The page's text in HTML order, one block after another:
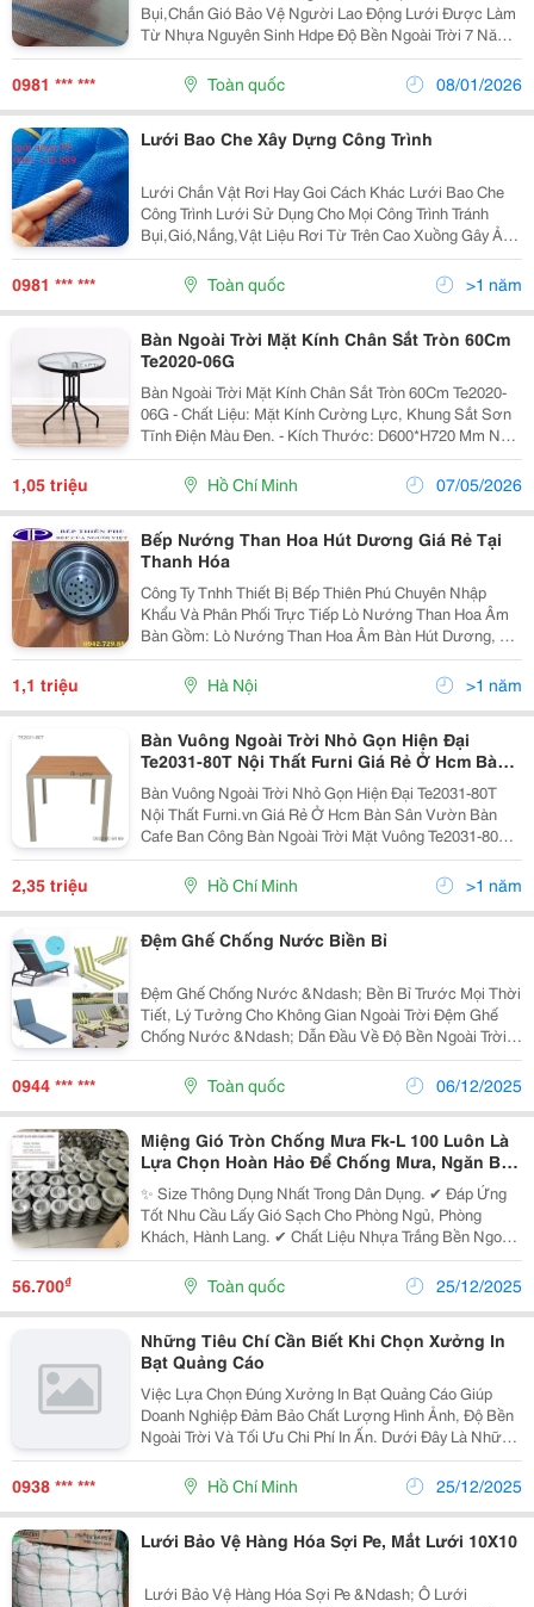
Bụi,Chắn Gió Bảo Vệ Người Lao Động Lưới Được Làm
Từ Nhựa Nguyên Sinh Hdpe Độ Bền Ngoài Trời 7 Năm
Kích Thước :2Mx50M/Cuộn Hàng Luôn Có Sẵn ,Liên Hệ
0981 110 889 Địa Chỉ :Nv3.3 Khu Đô T
0981 *** *** Toàn quốc 08/01/2026
Lưới Bao Che Xây Dựng Công Trình
Lưới Chắn Vật Rơi Hay Goi Cách Khác Lưới Bao Che
Công Trình Lưới Sử Dụng Cho Mọi Công Trình Tránh
Bụi,Gió,Nắng,Vật Liệu Rơi Từ Trên Cao Xuồng Gây Ảnh
Hưởng Đến Người Lao Động Lưới Được Là Từ Nhựa
0981 *** *** Toàn quốc >1 năm
Bàn Ngoài Trời Mặt Kính Chân Sắt Tròn 60Cm
Te2020-06G
Bàn Ngoài Trời Mặt Kính Chân Sắt Tròn 60Cm Te2020-
06G - Chất Liệu: Mặt Kính Cường Lực, Khung Sắt Sơn
Tĩnh Điện Màu Đen. - Kích Thước: D600*H720 Mm Nếu
Bạn Đang Tìm Kiếm Mẫu Bàn Ngoài Trời Mặt Kính Đẹp
Sang Trọng Với Mức Giá Phải Chăng, Nhất Định...
1,05 triệu Hồ Chí Minh 07/05/2026
Bếp Nướng Than Hoa Hút Dương Giá Rẻ Tại
Thanh Hóa
Công Ty Tnhh Thiết Bị Bếp Thiên Phú Chuyên Nhập
Khẩu Và Phân Phối Trực Tiếp Lò Nướng Than Hoa Âm
Bàn Gồm: Lò Nướng Than Hoa Âm Bàn Hút Dương, Lò
Nướng Than Hoa Âm Bàn Hút Âm Và Lò Nướng Than
Hoa Tại Bàn Ngoài Trời, Vỉa Hè. Cam Kết Chất Lượng
Và Giá...
1,1 triệu Hà Nội >1 năm
Bàn Vuông Ngoài Trời Nhỏ Gọn Hiện Đại
Te2031-80T Nội Thất Furni Giá Rẻ Ở Hcm Bàn
Sân Vườn Bàn Cafe Ban Công
Bàn Vuông Ngoài Trời Nhỏ Gọn Hiện Đại Te2031-80T
Nội Thất Furni.vn Giá Rẻ Ở Hcm Bàn Sân Vườn Bàn
Cafe Ban Công Bàn Ngoài Trời Mặt Vuông Te2031-80T
Với Vẻ Đẹp Tự Nhiên Của Vân Gỗ Mang Lại Một Diện
Mạo Sang Trọng, Đẳng Cấp Cho Khu Vực Ban Công
Hoặc...
2,35 triệu Hồ Chí Minh >1 năm
Đệm Ghế Chống Nước Biền Bỉ
Đệm Ghế Chống Nước &Ndash; Bền Bỉ Trước Mọi Thời
Tiết, Lý Tưởng Cho Không Gian Ngoài Trời Đệm Ghế
Chống Nước &Ndash; Dẫn Đầu Về Độ Bền Ngoài Trời
Đệm Ghế Chống Nước Được Thiết Kế Chống Tia Uv,
Chống Ẩm, Chịu Mưa Nắng Dài Ngày, Đảm Bảo Độ
0944 *** *** Toàn quốc 06/12/2025
Miệng Gió Tròn Chống Mưa Fk-L 100 Luôn Là
Lựa Chọn Hoàn Hảo Để Chống Mưa, Ngăn Bụi
Và Côn Trùng
✨ Size Thông Dụng Nhất Trong Dân Dụng. ✔ Đáp Ứng
Tốt Nhu Cầu Lấy Gió Sạch Cho Phòng Ngủ, Phòng
Khách, Hành Lang. ✔ Chất Liệu Nhựa Trắng Bền Ngoài
Trời, Không Phai Màu. Lựa Chọn Kinh Tế &Ndash; Hiệu
Quả Cho Đa Số Công Trình. ✔ Hiện Đang Được...
56.700₫ Toàn quốc 25/12/2025
Những Tiêu Chí Cần Biết Khi Chọn Xưởng In
Bạt Quảng Cáo
Việc Lựa Chọn Đúng Xưởng In Bạt Quảng Cáo Giúp
Doanh Nghiệp Đảm Bảo Chất Lượng Hình Ảnh, Độ Bền
Ngoài Trời Và Tối Ưu Chi Phí In Ấn. Dưới Đây Là Những
Tiêu Chí Quan Trọng Cần Cân Nhắc Trước Khi Quyết
Định Hợp Tác. Công Nghệ In Hiện Đại, Đáp...
0938 *** *** Hồ Chí Minh 25/12/2025
Lưới Bảo Vệ Hàng Hóa Sợi Pe, Mắt Lưới 10X10
️ Lưới Bảo Vệ Hàng Hóa Sợi Pe &Ndash; Ô Lưới